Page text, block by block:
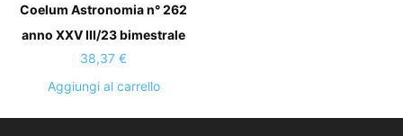
Coelum Astronomia n° 262
anno XXV III/23 bimestrale
38,37€
Aggiungi al carrello